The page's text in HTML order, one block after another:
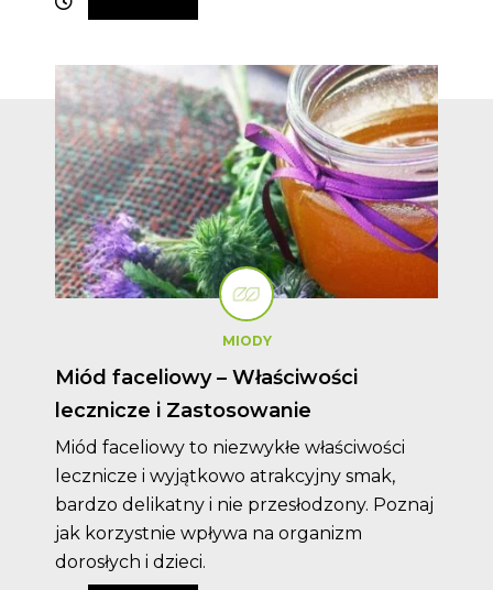
MIODY
Miód faceliowy – Właściwości
lecznicze i Zastosowanie
Miód faceliowy to niezwykłe właściwości
lecznicze i wyjątkowo atrakcyjny smak,
bardzo delikatny i nie przesłodzony. Poznaj
jak korzystnie wpływa na organizm
dorosłych i dzieci.